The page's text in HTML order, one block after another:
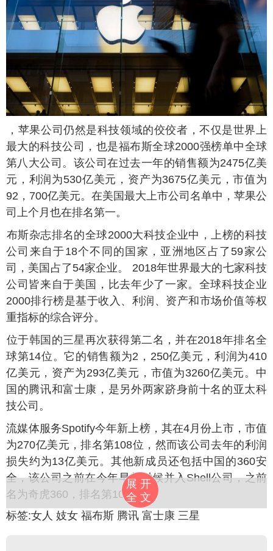
，苹果公司仍然是科技领域的佼佼者，不仅是世界上
最大的科技公司，也是福布斯全球2000强榜单中全球
第八大公司。该公司在过去一年的销售额为2475亿美
元，利润为530亿美元，资产为3675亿美元，市值为
92，700亿美元。在美国最大上市公司名单中，苹果公
司上个月也在排名第一。
布斯杂志排名的全球2000大科技企业中，上榜的科技
公司来自于18个不同的国家，亚洲地区占了59家公
司，美国占了54家企业。 2018年世界最大的七家科技
公司皆来自于美国，比去年少了一家。全球科技企业
2000排行榜是基于收入、利润、资产和市场价值等权
重指标的综合评分。
位于韩国的三星再次获得第二名，并在2018年排名全
球第14位。它的销售额为2，250亿美元，利润为410
亿美元，资产为293亿美元，市值为3260亿美元。中
国的腾讯和富士康，是另外两家跻身前十名的亚太科
技公司。
流媒体服务Spotify今年新上榜，其在4月份上市，市值
为270亿美元，排名第108位，然而该公司去年的利润
损失约为13亿美元。其他新成员还包括中国的360安
全，该公司之前在今年早些时候并入Shell公司，之前
名为奇虎360，排名第102位。
展开
全文
标签:女人 妓女 福布斯 腾讯 富士康 三星